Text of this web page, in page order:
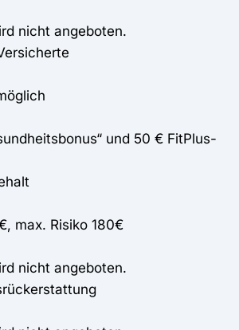
nicht angeboten.
und 50 € FitPlus-
max. Risiko 180€
nicht angeboten.